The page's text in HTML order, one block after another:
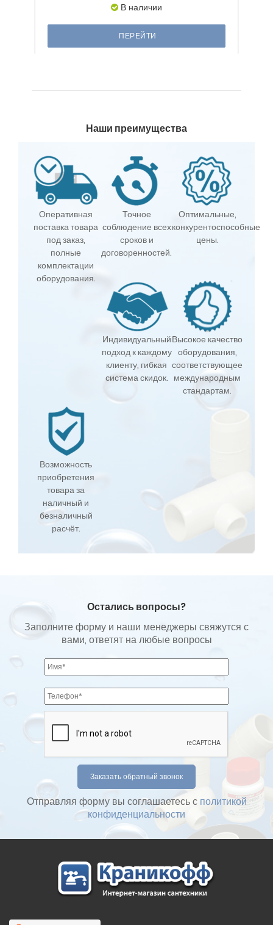
В наличии
ПЕРЕЙТИ
Наши преимущества
Оперативная
поставка товара
под заказ,
полные
комплектации
оборудования.
Точное
соблюдение всех
сроков и
договоренностей.
Оптимальные,
конкурентоспособные
цены.
Индивидуальный
подход к каждому
клиенту, гибкая
система скидок.
Высокое качество
оборудования,
соответствующее
международным
стандартам.
Возможность
приобретения
товара за
наличный и
безналичный
расчёт.
Остались вопросы?
Заполните форму и наши менеджеры свяжутся с
вами, ответят на любые вопросы
Отправляя форму вы соглашаетесь с политикой
конфиденциальности